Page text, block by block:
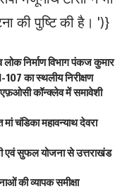
की पुष्टि की है। ')}
लोक निर्माण विभाग पंकज कुमार
107 का स्थलीय निरीक्षण
कॉन्क्लेव में समावेशी
चंडिका महावन्याथ देवरा
एवं सुफल योजना से उत्तराखंड
की व्यापक समीक्षा